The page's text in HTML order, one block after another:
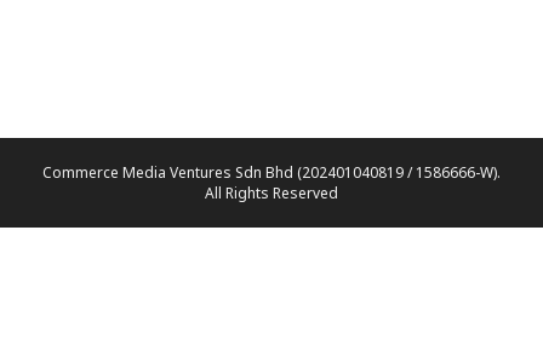
Commerce Media Ventures Sdn Bhd (202401040819 / 1586666-W).
All Rights Reserved